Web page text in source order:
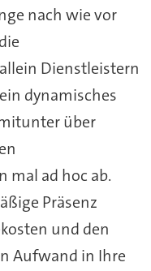
nach wie vor
Dienstleistern
dynamisches
über
mal ad hoc ab.
Präsenz
und den
Aufwand in Ihre